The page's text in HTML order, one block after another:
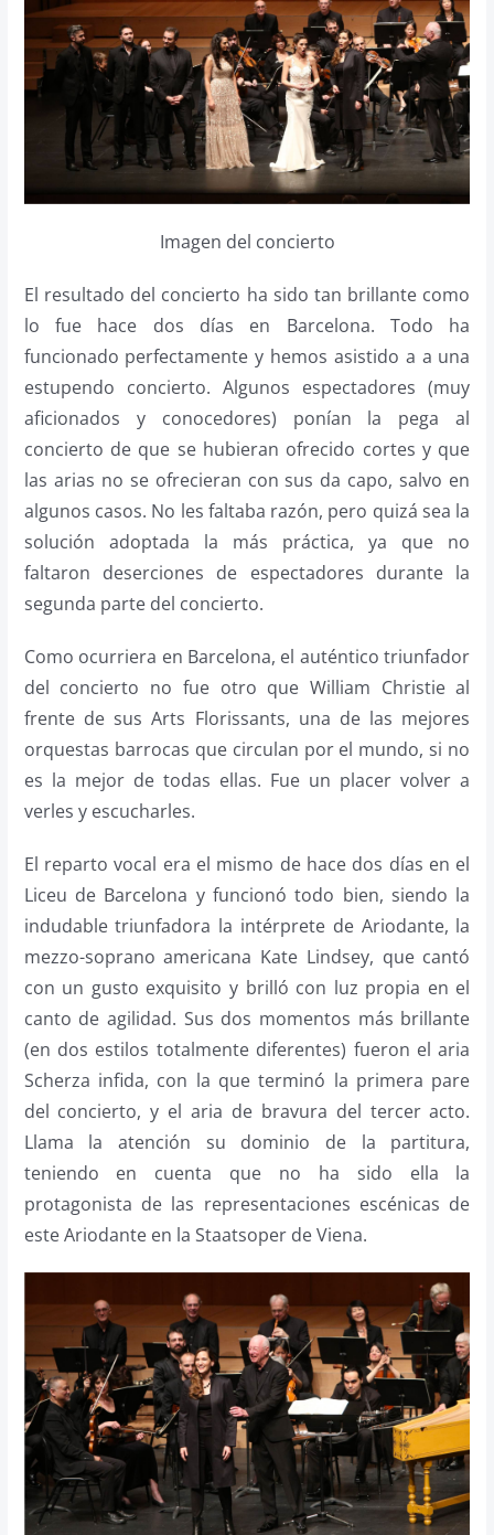
Imagen del concierto
El resultado del concierto ha sido tan brillante como
lo fue hace dos días en Barcelona. Todo ha
funcionado perfectamente y hemos asistido a a una
estupendo concierto. Algunos espectadores (muy
aficionados y conocedores) ponían la pega al
concierto de que se hubieran ofrecido cortes y que
las arias no se ofrecieran con sus da capo, salvo en
algunos casos. No les faltaba razón, pero quizá sea la
solución adoptada la más práctica, ya que no
faltaron deserciones de espectadores durante la
segunda parte del concierto.
Como ocurriera en Barcelona, el auténtico triunfador
del concierto no fue otro que William Christie al
frente de sus Arts Florissants, una de las mejores
orquestas barrocas que circulan por el mundo, si no
es la mejor de todas ellas. Fue un placer volver a
verles y escucharles.
El reparto vocal era el mismo de hace dos días en el
Liceu de Barcelona y funcionó todo bien, siendo la
indudable triunfadora la intérprete de Ariodante, la
mezzo-soprano americana Kate Lindsey, que cantó
con un gusto exquisito y brilló con luz propia en el
canto de agilidad. Sus dos momentos más brillante
(en dos estilos totalmente diferentes) fueron el aria
Scherza infida, con la que terminó la primera pare
del concierto, y el aria de bravura del tercer acto.
Llama la atención su dominio de la partitura,
teniendo en cuenta que no ha sido ella la
protagonista de las representaciones escénicas de
este Ariodante en la Staatsoper de Viena.